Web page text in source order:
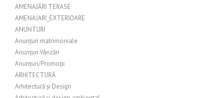
AMENAJĂRI TERASE
AMENAJARI_EXTERIOARE
ANUNTURI
Anunțuri matrimoniale
Anunțuri Vânzări
Anunțuri/Promoții
ARHITECTURĂ
Arhitectură și Design